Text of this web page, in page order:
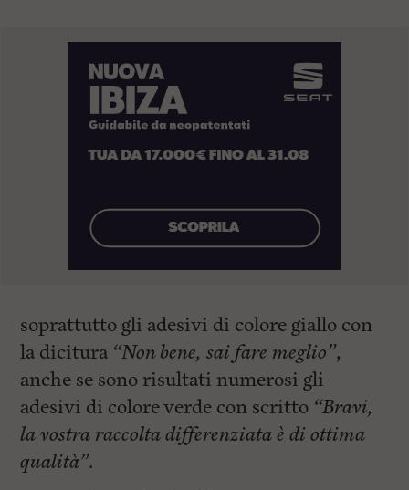
soprattutto gli adesivi di colore giallo con
la dicitura “Non bene, sai fare meglio”,
anche se sono risultati numerosi gli
adesivi di colore verde con scritto “Bravi,
la vostra raccolta differenziata è di ottima
qualità”.